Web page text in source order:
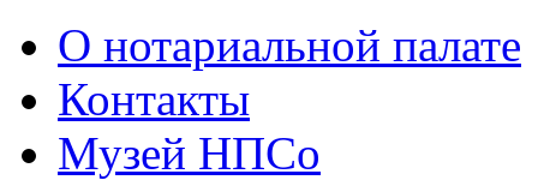
О нотариальной палате
Контакты
Музей НПСо